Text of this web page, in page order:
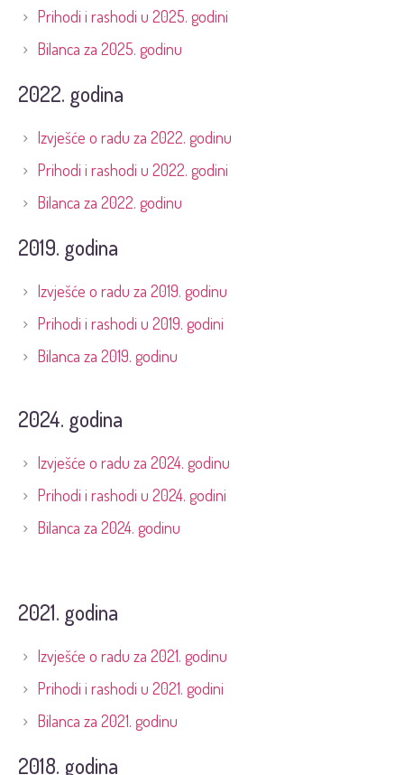
Prihodi i rashodi u 2025. godini
Bilanca za 2025. godinu
2022. godina
Izvješće o radu za 2022. godinu
Prihodi i rashodi u 2022. godini
Bilanca za 2022. godinu
2019. godina
Izvješće o radu za 2019. godinu
Prihodi i rashodi u 2019. godini
Bilanca za 2019. godinu
2024. godina
Izvješće o radu za 2024. godinu
Prihodi i rashodi u 2024. godini
Bilanca za 2024. godinu
2021. godina
Izvješće o radu za 2021. godinu
Prihodi i rashodi u 2021. godini
Bilanca za 2021. godinu
2018. godina